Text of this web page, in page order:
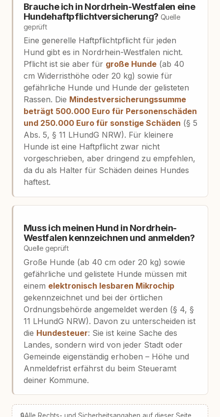
Brauche ich in Nordrhein-Westfalen eine
Hundehaftpflichtversicherung? Quelle
geprüft
Eine generelle Haftpflichtpflicht für jeden
Hund gibt es in Nordrhein-Westfalen nicht.
Pflicht ist sie aber für große Hunde(ab 40
cm Widerristhöhe oder 20 kg) sowie für
gefährliche Hunde und Hunde der gelisteten
Rassen. Die Mindestversicherungssumme
beträgt 500.000 Euro für Personenschäden
und 250.000 Euro für sonstige Schäden (§ 5
Abs. 5, § 11 LHundG NRW). Für kleinere
Hunde ist eine Haftpflicht zwar nicht
vorgeschrieben, aber dringend zu empfehlen,
da du als Halter für Schäden deines Hundes
haftest.
Muss ich meinen Hund in Nordrhein-
Westfalen kennzeichnen und anmelden?
Quelle geprüft
Große Hunde (ab 40 cm oder 20 kg) sowie
gefährliche und gelistete Hunde müssen mit
einem elektronisch lesbaren Mikrochip
gekennzeichnet und bei der örtlichen
Ordnungsbehörde angemeldet werden (§ 4, §
11 LHundG NRW). Davon zu unterscheiden ist
die Hundesteuer: Sie ist keine Sache des
Landes, sondern wird von jeder Stadt oder
Gemeinde eigenständig erhoben – Höhe und
Anmeldefrist erfährst du beim Steueramt
deiner Kommune.